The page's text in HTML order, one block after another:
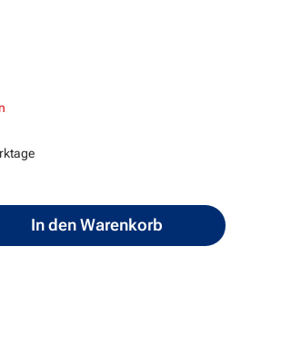
gewünschten Wert ein
In den Warenkorb